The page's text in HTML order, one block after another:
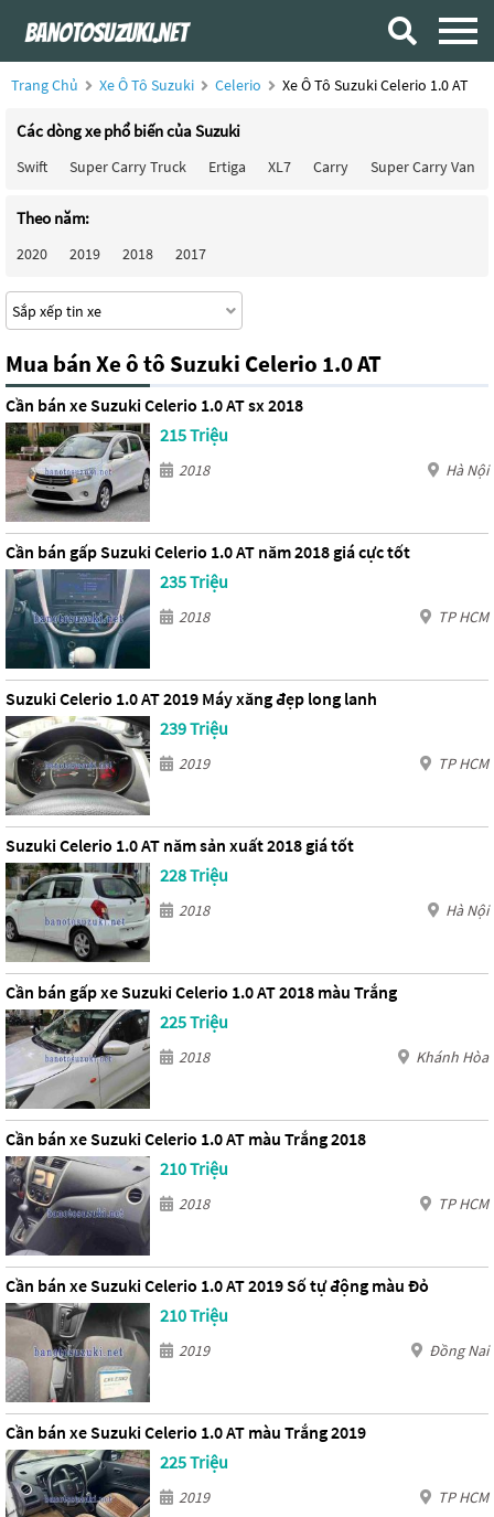
Trang Chủ Xe Ô Tô Suzuki Celerio Xe Ô Tô Suzuki Celerio 1.0 AT
Các dòng xe phổ biến của Suzuki
Swift Super Carry Truck Ertiga XL7 Carry Super Carry Van
Theo năm:
2020 2019 2018 2017
Mua bán Xe ô tô Suzuki Celerio 1.0 AT
Cần bán xe Suzuki Celerio 1.0 AT sx 2018
215 Triệu
2018 Hà Nội
Cần bán gấp Suzuki Celerio 1.0 AT năm 2018 giá cực tốt
235 Triệu
2018 TP HCM
Suzuki Celerio 1.0 AT 2019 Máy xăng đẹp long lanh
239 Triệu
2019 TP HCM
Suzuki Celerio 1.0 AT năm sản xuất 2018 giá tốt
228 Triệu
2018 Hà Nội
Cần bán gấp xe Suzuki Celerio 1.0 AT 2018 màu Trắng
225 Triệu
2018 Khánh Hòa
Cần bán xe Suzuki Celerio 1.0 AT màu Trắng 2018
210 Triệu
2018 TP HCM
Cần bán xe Suzuki Celerio 1.0 AT 2019 Số tự động màu Đỏ
210 Triệu
2019 Đồng Nai
Cần bán xe Suzuki Celerio 1.0 AT màu Trắng 2019
225 Triệu
2019 TP HCM